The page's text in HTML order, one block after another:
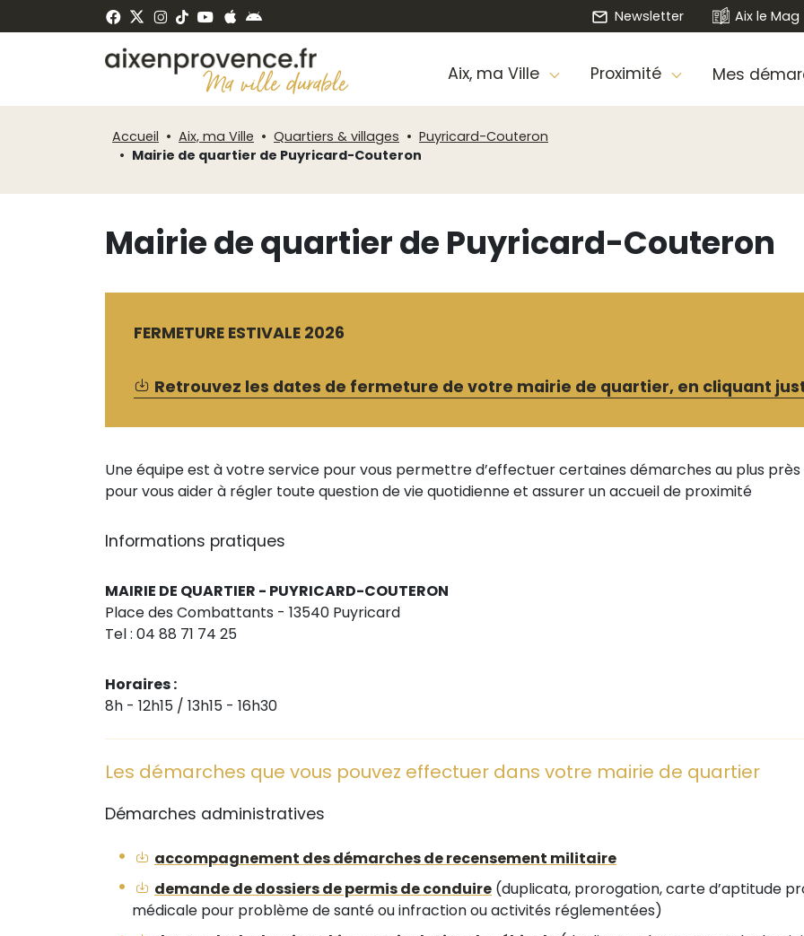
Newsletter Aix le Mag
Aix, ma Ville Proximité Mes
Accueil Aix, ma Ville Quartiers & villages
Puyricard-Couteron
Mairie de quartier de Puyricard-Couteron
Mairie de quartier de Puyricard-Couteron
FERMETURE ESTIVALE 2026
Retrouvez les dates de fermeture de votre mairie de quartier, en cliquant
Une équipe est à votre service pour vous permettre d’effectuer certaines démarches au plus
pour vous aider à régler toute question de vie quotidienne et assurer un accueil de proximité
Informations pratiques
MAIRIE DE QUARTIER - PUYRICARD-COUTERON
Place des Combattants - 13540 Puyricard
Tel : 04 88 71 74 25
Horaires :
8h - 12h15 / 13h15 - 16h30
Les démarches que vous pouvez effectuer dans votre mairie de quartier
Démarches administratives
accompagnement des démarches de recensement militaire
demande de dossiers de permis de conduire (duplicata, prorogation, carte d’aptitude
médicale pour problème de santé ou infraction ou activités réglementées)
de
Panneau de gestion des cookies